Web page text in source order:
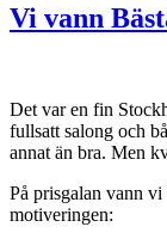
Vi vann
Det var en fin
fullsatt salong och
annat än bra. Men
På prisgalan vann
motiveringen: